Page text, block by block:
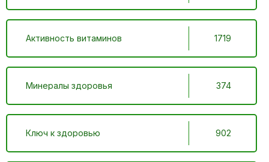
Активность витаминов 1719
Минералы здоровья 374
Ключ к здоровью 902